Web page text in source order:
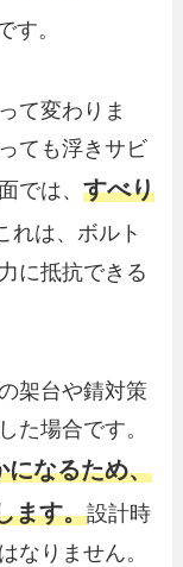
す。
て変わりま
ても浮きサビ
では、すべり
れは、ボルト
に抵抗できる
架台や錆対策
た場合です。
になるため、
ます。設計時
なりません。